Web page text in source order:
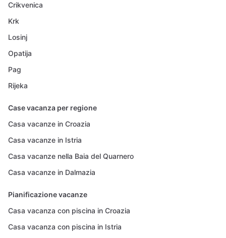
Crikvenica
Krk
Losinj
Opatija
Pag
Rijeka
Case vacanza per regione
Casa vacanze in Croazia
Casa vacanze in Istria
Casa vacanze nella Baia del Quarnero
Casa vacanze in Dalmazia
Pianificazione vacanze
Casa vacanza con piscina in Croazia
Casa vacanza con piscina in Istria